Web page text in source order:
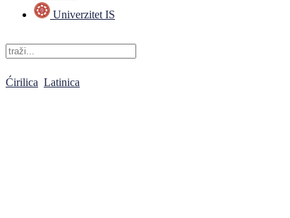
Univerzitet IS
Ćirilica Latinica